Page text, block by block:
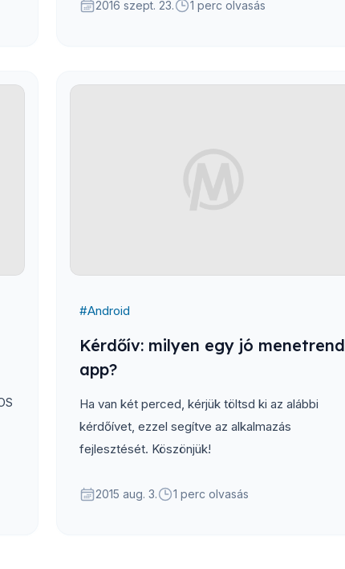
2016 szept. 23. 1 perc olvasás
#Android
Kérdőív: milyen egy jó menetrend
app?
Ha van két perced, kérjük töltsd ki az alábbi
kérdőívet, ezzel segítve az alkalmazás
fejlesztését. Köszönjük!
2015 aug. 3. 1 perc olvasás